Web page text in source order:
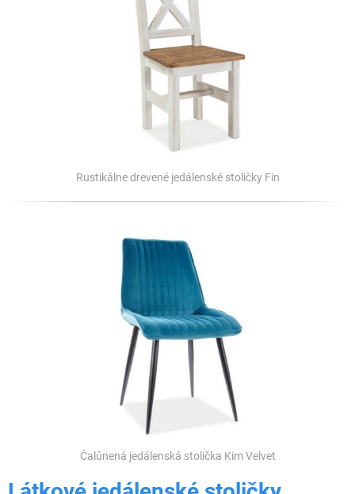
Rustikálne drevené jedálenské stoličky Fin
Čalúnená jedálenská stolička Kim Velvet